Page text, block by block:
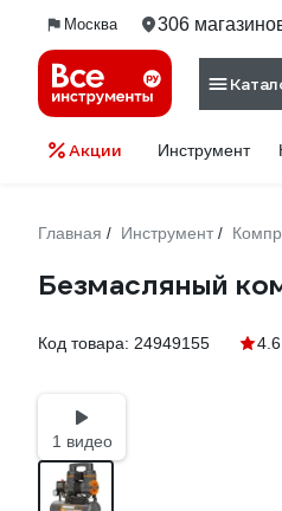
Москва 306
Акции Инструмент
Главная / Инструмент /
Безмасляный
Код товара: 24949155 4.6
1 видео